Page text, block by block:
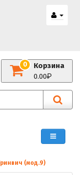
Корзина
0
0.00
(мод.9)